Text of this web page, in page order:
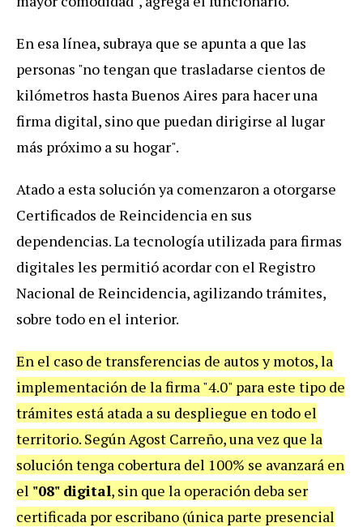
En esa línea, subraya que se apunta a que las
personas "no tengan que trasladarse cientos de
kilómetros hasta Buenos Aires para hacer una
firma digital, sino que puedan dirigirse al lugar
más próximo a su hogar".
Atado a esta solución ya comenzaron a otorgarse
Certificados de Reincidencia en sus
dependencias. La tecnología utilizada para firmas
digitales les permitió acordar con el Registro
Nacional de Reincidencia, agilizando trámites,
sobre todo en el interior.
En el caso de transferencias de autos y motos, la
implementación de la firma "4.0" para este tipo de
trámites está atada a su despliegue en todo el
territorio. Según Agost Carreño, una vez que la
solución tenga cobertura del 100% se avanzará en
el "08" digital, sin que la operación deba ser
certificada por escribano (única parte presencial